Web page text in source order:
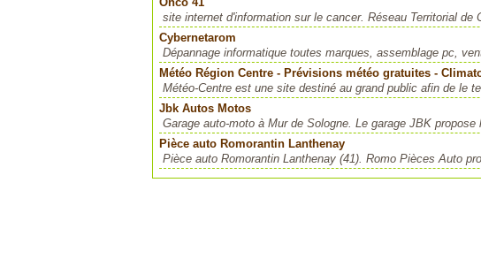
site internet d'information sur le cancer. Réseau Territorial de
Cybernetarom
Dépannage informatique toutes marques, assemblage pc,
Météo Région Centre - Prévisions météo gratuites -
Météo-Centre est une site destiné au grand public afin de le
Jbk Autos Motos
Garage auto-moto à Mur de Sologne. Le garage JBK
Pièce auto Romorantin Lanthenay
Pièce auto Romorantin Lanthenay (41). Romo Pièces Auto